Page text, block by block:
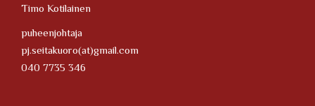
Timo Kotilainen
puheenjohtaja
pj.seitakuoro(at)gmail.com
040 7735 346